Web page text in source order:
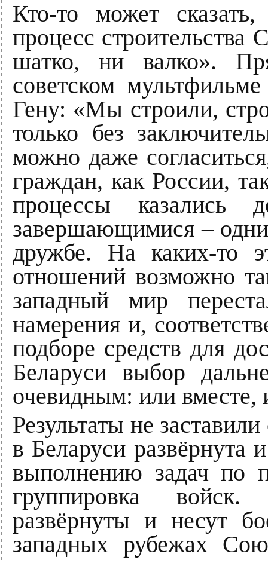
Кто-то может
процесс строительства
шатко, ни валко».
советском
Гену: «Мы строили,
только без
можно даже
граждан, как России,
процессы
завершающимися –
дружбе. На каких-то
отношений возможно
западный мир
намерения и,
подборе средств для
Беларуси выбор
очевидным: или вместе,
Результаты не
в Беларуси развёрнута
выполнению задач по
группировка
развёрнуты и несут
западных рубежах